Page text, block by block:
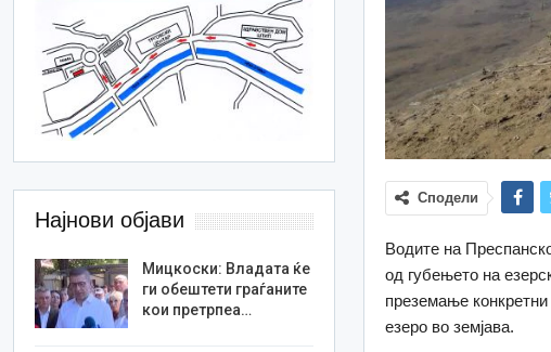
Сподели
Водите на
од губењето на
преземање
езеро во земјава.
Најнови објави
Мицкоски: Владата ќе
ги обештети граѓаните
кои претрпеа…